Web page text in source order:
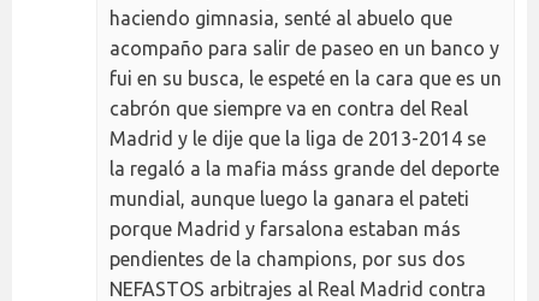
haciendo gimnasia, senté al abuelo que
acompaño para salir de paseo en un banco y
fui en su busca, le espeté en la cara que es un
cabrón que siempre va en contra del Real
Madrid y le dije que la liga de 2013-2014 se
la regaló a la mafia máss grande del deporte
mundial, aunque luego la ganara el pateti
porque Madrid y farsalona estaban más
pendientes de la champions, por sus dos
NEFASTOS arbitrajes al Real Madrid contra